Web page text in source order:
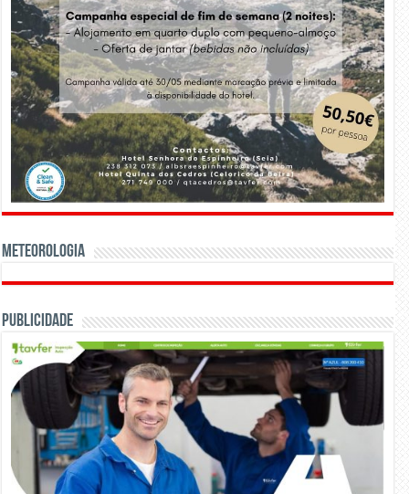
Meteorologia
Publicidade